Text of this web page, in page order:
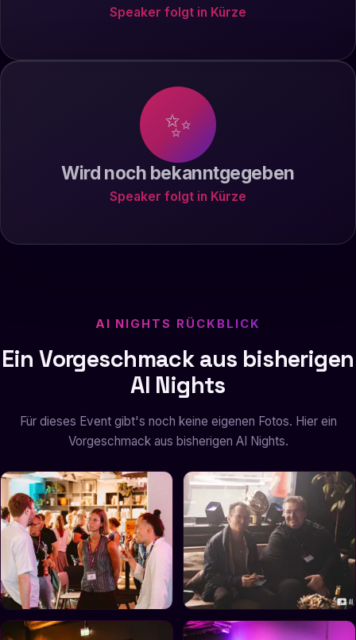
Speaker folgt in Kürze
✨
Wird noch bekanntgegeben
Speaker folgt in Kürze
AI NIGHTS RÜCKBLICK
Ein Vorgeschmack aus bisherigen
AI Nights
Für dieses Event gibt's noch keine eigenen Fotos. Hier ein
Vorgeschmack aus bisherigen AI Nights.